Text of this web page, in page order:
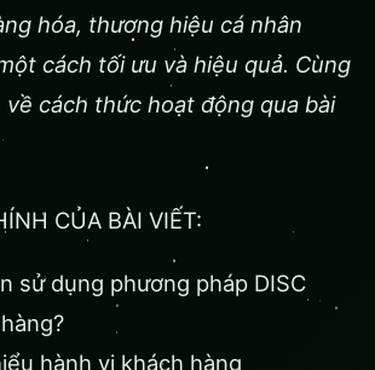
hóa, thương hiệu cá nhân
cách tối ưu và hiệu quả. Cùng
cách thức hoạt động qua bài
CỦA BÀI VIẾT:
sử dụng phương pháp DISC
hành vi khách hàng